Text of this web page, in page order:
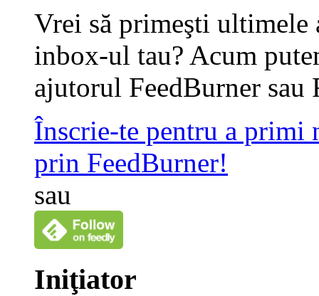
Vrei să primeşti
inbox-ul tau? Acum
ajutorul FeedBurner sau
Înscrie-te pentru a primi
prin FeedBurner!
sau
Iniţiator